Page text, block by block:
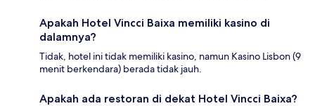
Apakah Hotel Vincci Baixa memiliki kasino di
dalamnya?
Tidak, hotel ini tidak memiliki kasino, namun Kasino Lisbon (9
menit berkendara) berada tidak jauh.
Apakah ada restoran di dekat Hotel Vincci Baixa?